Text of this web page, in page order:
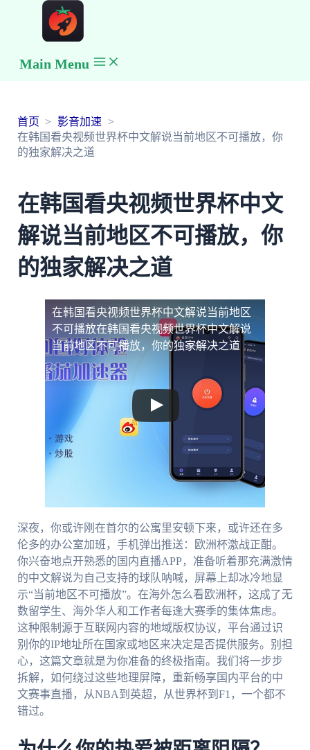
Main Menu
首页
影音加速
在韩国看央视频世界杯中文解说当前地区不可播放，你
的独家解决之道
在韩国看央视频世界杯中文
解说当前地区不可播放，你
的独家解决之道
在韩国看央视频世界杯中文解说当前地区
不可播放在韩国看央视频世界杯中文解说
当前地区不可播放，你的独家解决之道
深夜，你或许刚在首尔的公寓里安顿下来，或许还在多
伦多的办公室加班，手机弹出推送：欧洲杯激战正酣。
你兴奋地点开熟悉的国内直播APP，准备听着那充满激情
的中文解说为自己支持的球队呐喊，屏幕上却冰冷地显
示“当前地区不可播放”。在海外怎么看欧洲杯，这成了无
数留学生、海外华人和工作者每逢大赛季的集体焦虑。
这种限制源于互联网内容的地域版权协议，平台通过识
别你的IP地址所在国家或地区来决定是否提供服务。别担
心，这篇文章就是为你准备的终极指南。我们将一步步
拆解，如何绕过这些地理屏障，重新畅享国内平台的中
文赛事直播，从NBA到英超，从世界杯到F1，一个都不
错过。